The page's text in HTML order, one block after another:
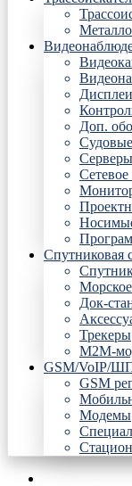
Доп.
Спутниковая
Док-
Трекеры
М2М-
GSM/VoIP/
GSM
Модемы